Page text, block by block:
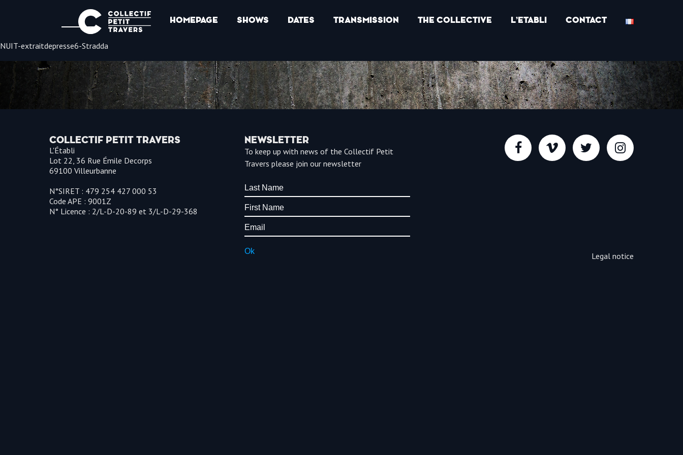
HOMEPAGE SHOWS DATES TRANSMISSION THE COLLECTIVE L’ETABLI CONTACT
NUIT-extraitdepresse6-Stradda
COLLECTIF PETIT TRAVERS
L'Établi
Lot 22, 36 Rue Émile Decorps
69100 Villeurbanne
N°SIRET : 479 254 427 000 53
Code APE : 9001Z
N° Licence : 2/L-D-20-89 et 3/L-D-29-368
NEWSLETTER
To keep up with news of the Collectif Petit
Travers please join our newsletter
Legal notice